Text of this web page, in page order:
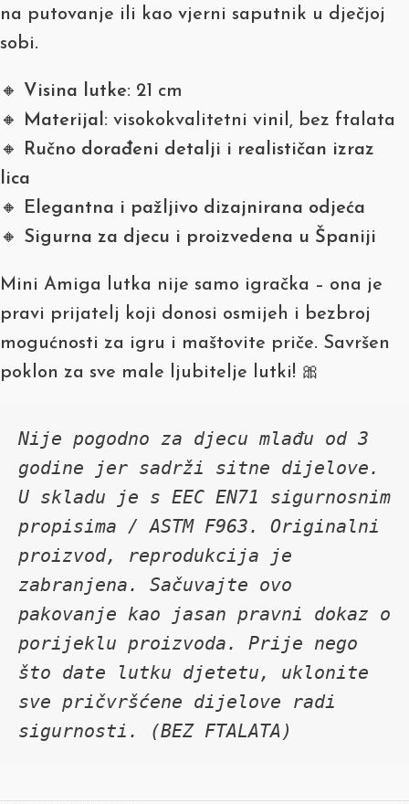
na putovanje ili kao vjerni saputnik u dječjoj
sobi.
🔸 Visina lutke: 21 cm
🔸 Materijal: visokokvalitetni vinil, bez ftalata
🔸 Ručno dorađeni detalji i realističan izraz
lica
🔸 Elegantna i pažljivo dizajnirana odjeća
🔸 Sigurna za djecu i proizvedena u Španiji
Mini Amiga lutka nije samo igračka – ona je
pravi prijatelj koji donosi osmijeh i bezbroj
mogućnosti za igru i maštovite priče. Savršen
poklon za sve male ljubitelje lutki! 🎀
Nije pogodno za djecu mlađu od 3
godine jer sadrži sitne dijelove.
U skladu je s EEC EN71 sigurnosnim
propisima / ASTM F963. Originalni
proizvod, reprodukcija je
zabranjena. Sačuvajte ovo
pakovanje kao jasan pravni dokaz o
porijeklu proizvoda. Prije nego
što date lutku djetetu, uklonite
sve pričvršćene dijelove radi
sigurnosti. (BEZ FTALATA)